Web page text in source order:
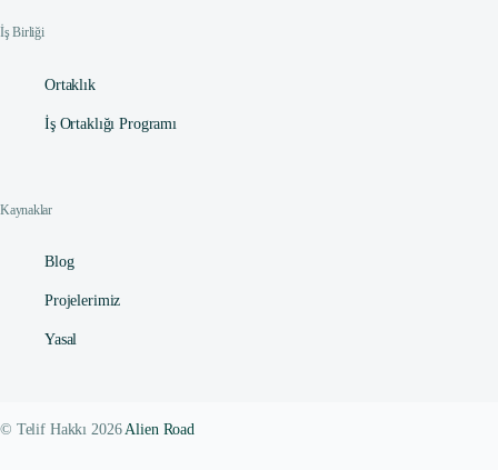
İş Birliği
Ortaklık
İş Ortaklığı Programı
Kaynaklar
Blog
Projelerimiz
Yasal
© Telif Hakkı 2026Alien Road